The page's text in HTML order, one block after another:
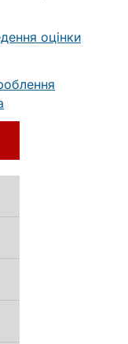
оцінки